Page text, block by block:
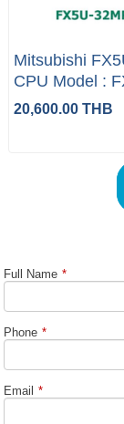
Mitsubishi
CPU Model :
32MR-ES
20,600.00 THB
Full Name *
Phone *
Email *